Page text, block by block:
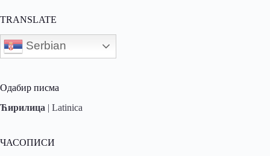
TRANSLATE
Serbian
Одабир писма
Ћирилица | Latinica
ЧАСОПИСИ